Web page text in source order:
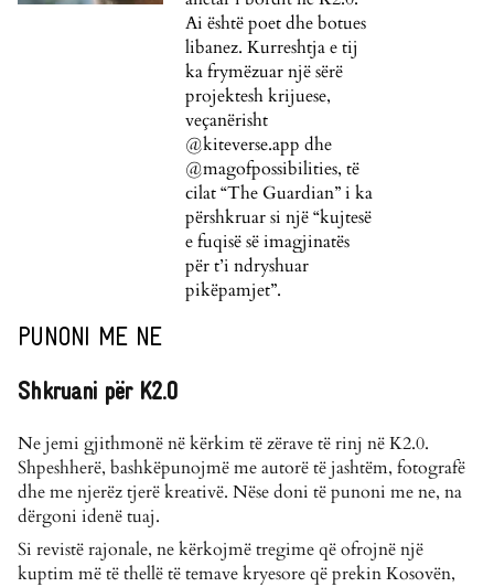
Ai është poet dhe botues
libanez. Kurreshtja e tij
ka frymëzuar një sërë
projektesh krijuese,
veçanërisht
@kiteverse.app dhe
@magofpossibilities, të
cilat “The Guardian” i ka
përshkruar si një “kujtesë
e fuqisë së imagjinatës
për t’i ndryshuar
pikëpamjet”.
PUNONI ME NE
Shkruani për K2.0
Ne jemi gjithmonë në kërkim të zërave të rinj në K2.0.
Shpeshherë, bashkëpunojmë me autorë të jashtëm, fotografë
dhe me njerëz tjerë kreativë. Nëse doni të punoni me ne, na
dërgoni idenë tuaj.
Si revistë rajonale, ne kërkojmë tregime që ofrojnë një
kuptim më të thellë të temave kryesore që prekin Kosovën,